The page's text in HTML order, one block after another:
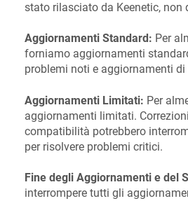
stato rilasciato da Keenetic,
Aggiornamenti Standard: Per
forniamo aggiornamenti
problemi noti e aggiornamenti
Aggiornamenti Limitati: Per
aggiornamenti limitati.
compatibilità potrebbero
per risolvere problemi critici.
Fine degli Aggiornamenti e del
interrompere tutti gli